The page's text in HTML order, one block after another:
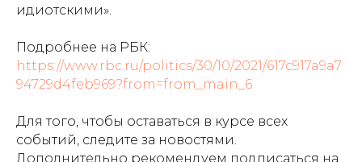
идиотскими».
Подробнее на РБК:
https://www.rbc.ru/politics/30/10/2021/617c917a9a7
94729d4feb969?from=from_main_6
Для того, чтобы оставаться в курсе всех
событий, следите за новостями.
Дополнительно рекомендуем подписаться на